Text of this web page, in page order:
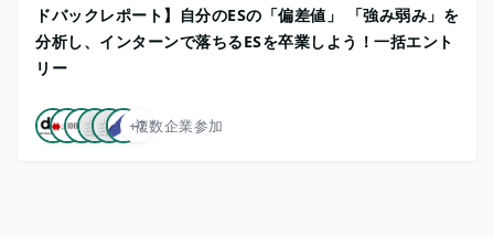
ドバックレポート】自分のESの「偏差値」 「強み弱み」を
分析し、インターンで落ちるESを卒業しよう！一括エント
リー
+7
複数企業参加